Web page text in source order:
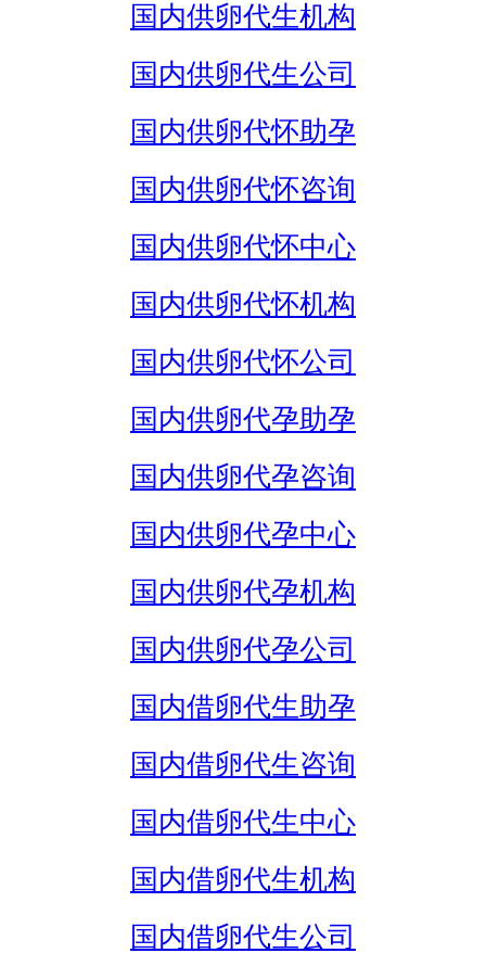
国内供卵代生机构
国内供卵代生公司
国内供卵代怀助孕
国内供卵代怀咨询
国内供卵代怀中心
国内供卵代怀机构
国内供卵代怀公司
国内供卵代孕助孕
国内供卵代孕咨询
国内供卵代孕中心
国内供卵代孕机构
国内供卵代孕公司
国内借卵代生助孕
国内借卵代生咨询
国内借卵代生中心
国内借卵代生机构
国内借卵代生公司